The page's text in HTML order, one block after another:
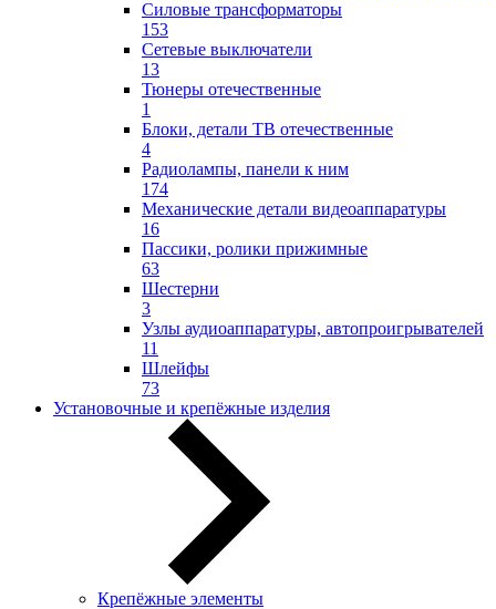
Силовые трансформаторы
153
Сетевые выключатели
13
Тюнеры отечественные
1
Блоки, детали ТВ отечественные
4
Радиолампы, панели к ним
174
Механические детали видеоаппаратуры
16
Пассики, ролики прижимные
63
Шестерни
3
Узлы аудиоаппаратуры, автопроигрывателей
11
Шлейфы
73
Установочные и крепёжные изделия
Крепёжные элементы